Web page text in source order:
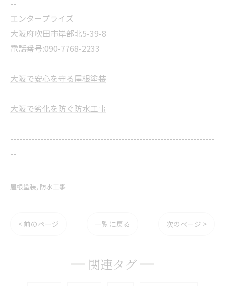
--
エンタープライズ
大阪府吹田市岸部北5-39-8
電話番号:090-7768-2233
大阪で安心を守る屋根塗装
大阪で劣化を防ぐ防水工事
--------------------------------------------------------------------
--
屋根塗装 防水工事
< 前のページ 一覧に戻る 次のページ >
関連タグ